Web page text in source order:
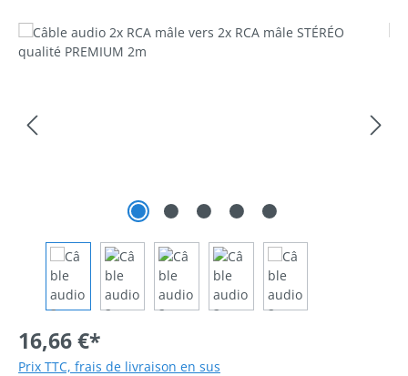
Ignorer la galerie d'images
16,66 €*
Prix TTC, frais de livraison en sus